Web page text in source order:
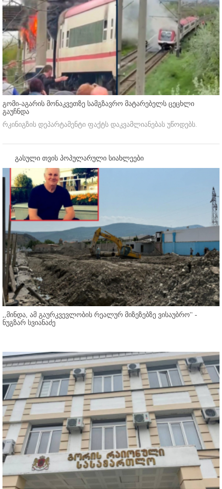
გომი-აგარის მონაკვეთზე სამგზავრო მატარებელს ცეცხლი
გაუჩნდა
რკინიგზის დეპარტამენტი ფაქტს დაკვამლიანებას უწოდებს.
გასული თვის პოპულარული სიახლეები
,,მინდა, ამ გაურკვევლობის რეალურ მიზეზებზე ვისაუბრო'' -
ნუგზარ სვიანაძე